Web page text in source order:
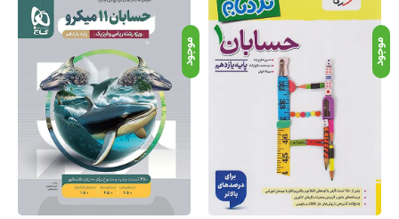
موجود موجود